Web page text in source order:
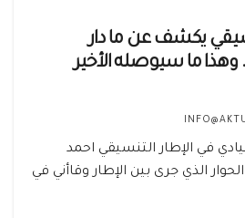
يكشف عن ما دار
وهذا ما سيوصله الأخير
في الإطار التنسيقي احمد
الذي جرى بين الإطار وقاأني في